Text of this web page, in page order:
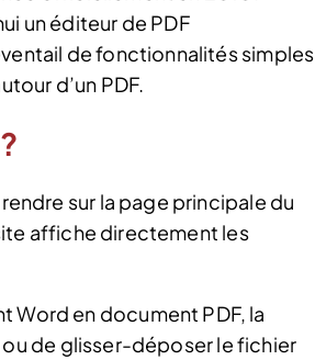
un éditeur de PDF
de fonctionnalités simples
d’un PDF.
sur la page principale du
affiche directement les
Word en document PDF, la
ou de glisser-déposer le fichier